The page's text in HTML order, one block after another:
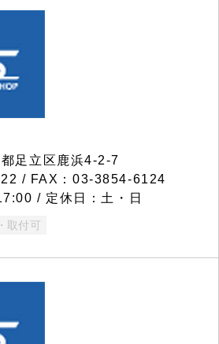
足立区鹿浜4-2-7
/ FAX：03-3854-6124
/ 定休日：土・日
取付可